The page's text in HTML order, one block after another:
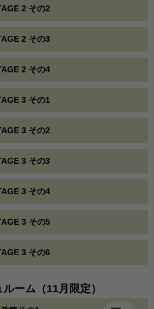
2 その2
2 その3
2 その4
3 その1
3 その2
3 その3
3 その4
3 その5
3 その6
ーム（11月限定）